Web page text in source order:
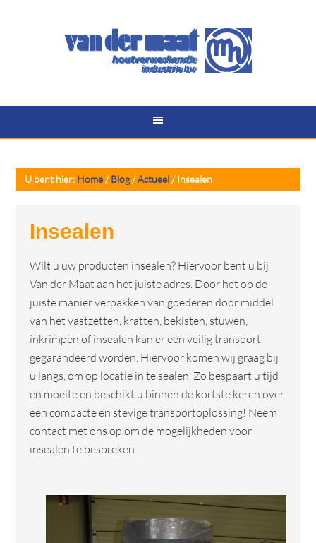
U bent hier: Home/Blog/Actueel/Insealen
Insealen
Wilt u uw producten insealen? Hiervoor bent u bij
Van der Maat aan het juiste adres. Door het op de
juiste manier verpakken van goederen door middel
van het vastzetten, kratten, bekisten, stuwen,
inkrimpen of insealen kan er een veilig transport
gegarandeerd worden. Hiervoor komen wij graag bij
u langs, om op locatie in te sealen. Zo bespaart u tijd
en moeite en beschikt u binnen de kortste keren over
een compacte en stevige transportoplossing! Neem
contact met ons op om de mogelijkheden voor
insealen te bespreken.